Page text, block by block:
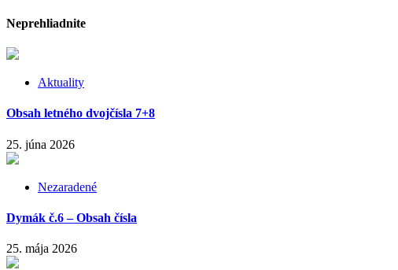
Neprehliadnite
Aktuality
Obsah letného dvojčísla 7+8
25. júna 2026
Nezaradené
Dymák č.6 – Obsah čísla
25. mája 2026